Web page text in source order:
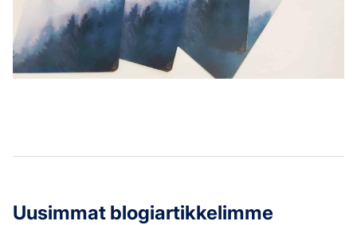
Uusimmat blogiartikkelimme